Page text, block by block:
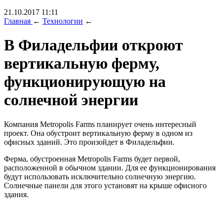
21.10.2017 11:11
Главная ← Технологии ←
В Филадельфии откроют
вертикальную ферму,
функционирующую на
солнечной энергии
Компания Metropolis Farms планирует очень интересный
проект. Она обустроит вертикальную ферму в одном из
офисных зданий. Это произойдет в Филадельфии.
Ферма, обустроенная Metropolis Farms будет первой,
расположенной в обычном здании. Для ее функционирования
будут использовать исключительно солнечную энергию.
Солнечные панели для этого установят на крыше офисного
здания.